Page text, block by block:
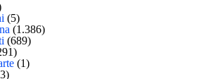
(5)
(1.386)
(689)
(1)